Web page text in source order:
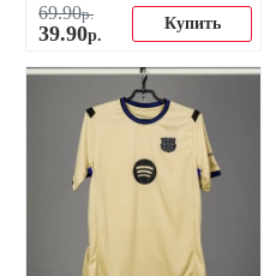
69.90р.
39.90р.
Купить